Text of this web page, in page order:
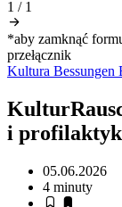
1 / 1
*aby zamknąć
przełącznik
Kultura Bessungen
i
05.06.2026
4 minuty